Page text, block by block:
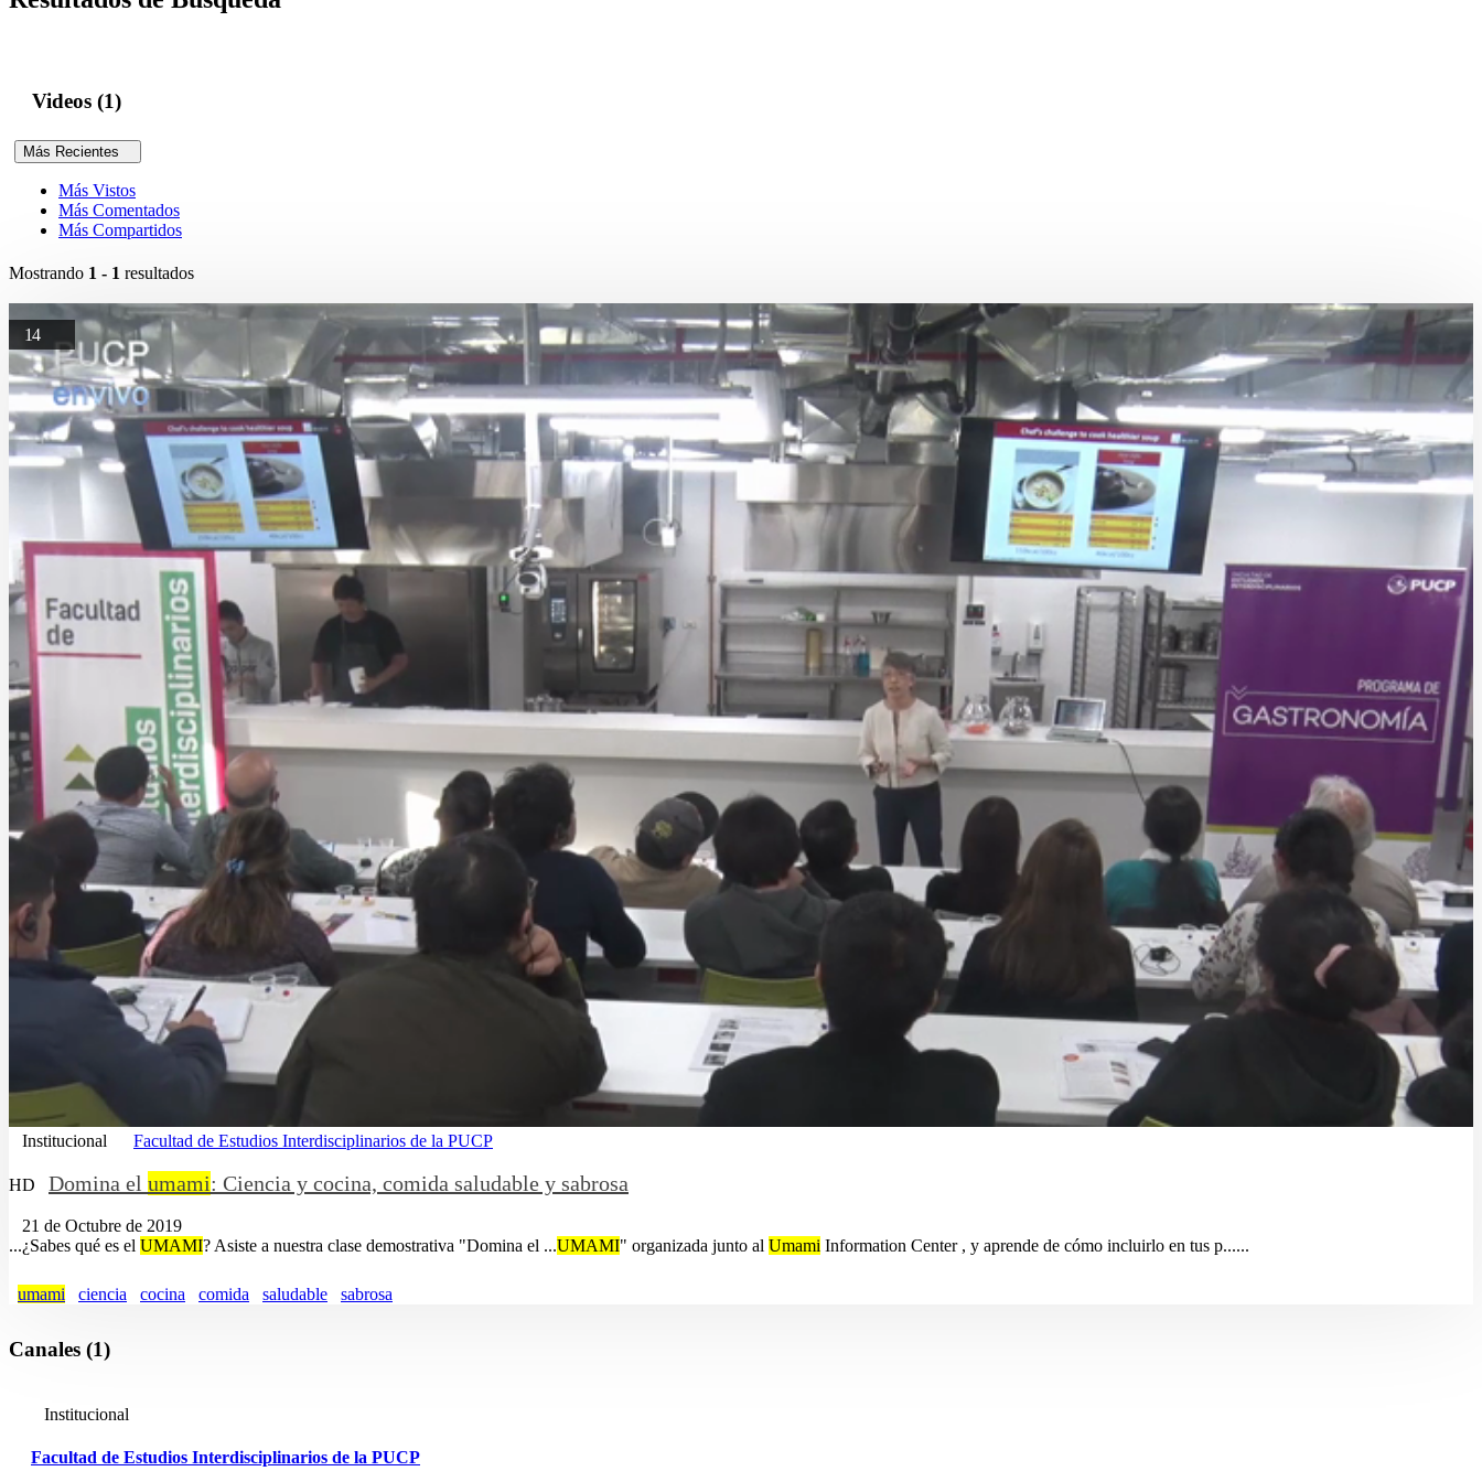
Videos (1)
Más Recientes
Más Vistos
Más Comentados
Más Compartidos
Mostrando 1 - 1 resultados
14
Institucional Facultad de Estudios Interdisciplinarios de la PUCP
HD Domina el umami: Ciencia y cocina, comida saludable y sabrosa
21 de Octubre de 2019
...¿Sabes qué es el UMAMI? Asiste a nuestra clase demostrativa "Domina el ...UMAMI" organizada junto al Umami Information Center , y aprende de cómo incluirlo en tus p......
umami ciencia cocina comida saludable sabrosa
Canales (1)
Institucional
Facultad de Estudios Interdisciplinarios de la PUCP